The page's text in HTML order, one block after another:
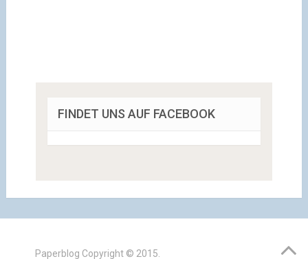
FINDET UNS AUF FACEBOOK
Paperblog Copyright © 2015.